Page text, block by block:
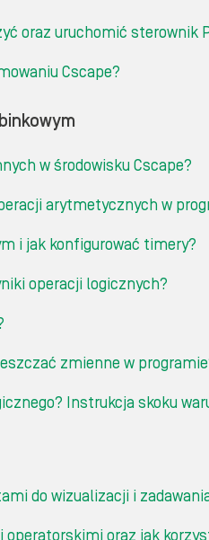
oraz uruchomić sterownik
Cscape?
w środowisku Cscape?
arytmetycznych w
i jak konfigurować timery?
operacji logicznych?
zmienne w
Instrukcja skoku
do wizualizacji i
oraz jak